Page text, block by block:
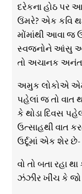
દરેકના હોઠ પર
ઉંમરે? એક કવિ
મોંમાંથી આવા જ
સ્વજનોને આંસુ
તો અચાનક
અમુક લોકોએ
પહેલાં જ તો
કે થોડા દિવસ
ઉત્સાહથી વાત
ઉર્દૂમાં એક શેર છે-
વો તો બતા રહા
ઝંઝીર ખીંચ કે જો